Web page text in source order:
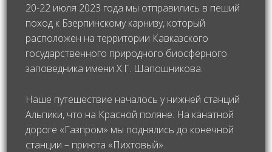
20-22 июля 2023 года мы отправились в пеший
поход к Бзерпинскому карнизу, который
расположен на территории Кавказского
государственного природного биосферного
заповедника имени Х.Г. Шапошникова.
Наше путешествие началось у нижней станций
Альпики, что на Красной поляне. На канатной
дороге «Газпром» мы поднялись до конечной
станции – приюта «Пихтовый».